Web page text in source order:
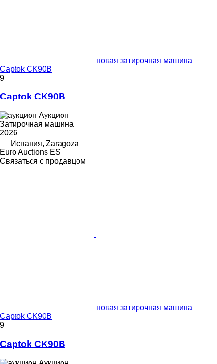
новая затирочная машина
Captok CK90B
9
Captok CK90B
Аукцион
Затирочная машина
2026
Испания, Zaragoza
Euro Auctions ES
Связаться с продавцом
новая затирочная машина
Captok CK90B
9
Captok CK90B